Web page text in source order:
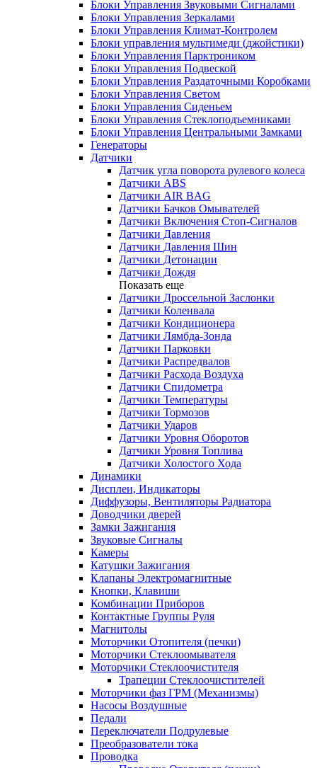
Блоки Управления Звуковыми Сигналами
Блоки Управления Зеркалами
Блоки Управления Климат-Контролем
Блоки управления мультимеди (джойстики)
Блоки Управления Парктроником
Блоки Управления Подвеской
Блоки Управления Раздаточными Коробками
Блоки Управления Светом
Блоки Управления Сиденьем
Блоки Управления Стеклоподъемниками
Блоки Управления Центральными Замками
Генераторы
Датчики
Датчик угла поворота рулевого колеса
Датчики ABS
Датчики AIR BAG
Датчики Бачков Омывателей
Датчики Включения Стоп-Сигналов
Датчики Давления
Датчики Давления Шин
Датчики Детонации
Датчики Дождя
Показать еще
Датчики Дроссельной Заслонки
Датчики Коленвала
Датчики Кондиционера
Датчики Лямбда-Зонда
Датчики Парковки
Датчики Распредвалов
Датчики Расхода Воздуха
Датчики Спидометра
Датчики Температуры
Датчики Тормозов
Датчики Ударов
Датчики Уровня Оборотов
Датчики Уровня Топлива
Датчики Холостого Хода
Динамики
Дисплеи, Индикаторы
Диффузоры, Вентиляторы Радиатора
Доводчики дверей
Замки Зажигания
Звуковые Сигналы
Камеры
Катушки Зажигания
Клапаны Электромагнитные
Кнопки, Клавиши
Комбинации Приборов
Контактные Группы Руля
Магнитолы
Моторчики Отопителя (печки)
Моторчики Стеклоомывателя
Моторчики Стеклоочистителя
Трапеции Стеклоочистителей
Моторчики фаз ГРМ (Механизмы)
Насосы Воздушные
Педали
Переключатели Подрулевые
Преобразователи тока
Проводка